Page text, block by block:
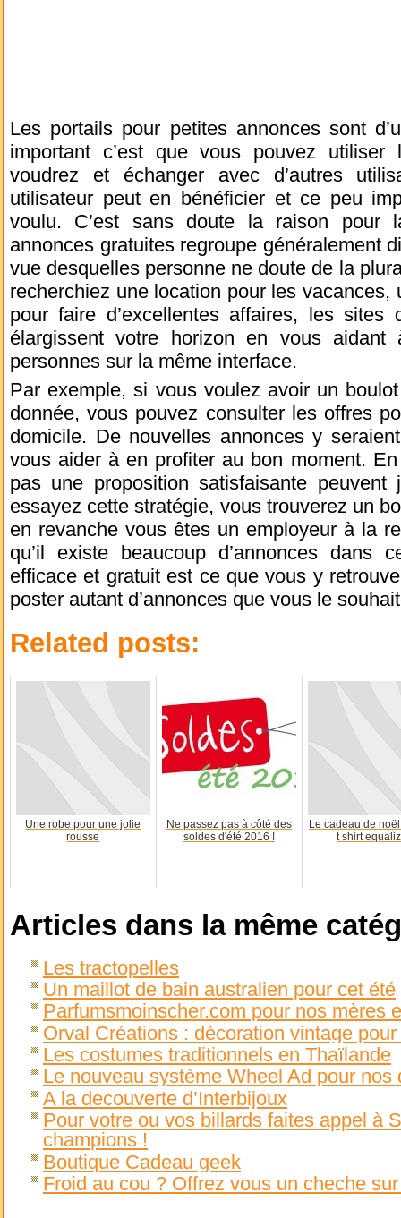
Les portails pour petites annonces sont
important c’est que vous pouvez
voudrez et échanger avec d’autres
utilisateur peut en bénéficier et ce peu
voulu. C’est sans doute la raison pour
annonces gratuites regroupe généralement
vue desquelles personne ne doute de la
recherchiez une location pour les
pour faire d’excellentes affaires, les
élargissent votre horizon en vous
personnes sur la même interface.
Par exemple, si vous voulez avoir un
donnée, vous pouvez consulter les offres
domicile. De nouvelles annonces y
vous aider à en profiter au bon moment.
pas une proposition satisfaisante
essayez cette stratégie, vous trouverez un
en revanche vous êtes un employeur à la
qu’il existe beaucoup d’annonces dans
efficace et gratuit est ce que vous y
poster autant d’annonces que vous le
Related posts:
Une robe pour une jolie
rousse
Ne passez pas à côté des
soldes d'été 2016 !
Le cadeau de
t shirt
Articles dans la même
Les tractopelles
Un maillot de bain australien pour cet été
Parfumsmoinscher.com pour nos mères
Orval Créations : décoration vintage
Les costumes traditionnels en Thaïlande
Le nouveau système Wheel Ad pour nos
A la decouverte d’Interbijoux
Pour votre ou vos billards faites appel à
champions !
Boutique Cadeau geek
Froid au cou ? Offrez vous un cheche